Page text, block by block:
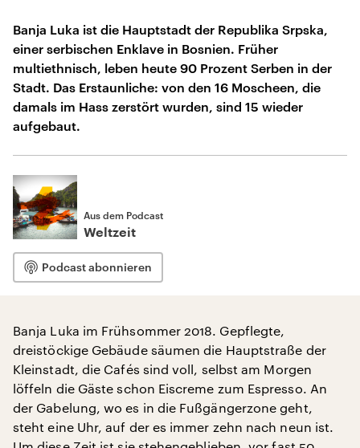
Banja Luka ist die Hauptstadt der Republika Srpska,
einer serbischen Enklave in Bosnien. Früher
multiethnisch, leben heute 90 Prozent Serben in der
Stadt. Das Erstaunliche: von den 16 Moscheen, die
damals im Hass zerstört wurden, sind 15 wieder
aufgebaut.
Aus dem Podcast
Weltzeit
Podcast abonnieren
Banja Luka im Frühsommer 2018. Gepflegte,
dreistöckige Gebäude säumen die Hauptstraße der
Kleinstadt, die Cafés sind voll, selbst am Morgen
löffeln die Gäste schon Eiscreme zum Espresso. An
der Gabelung, wo es in die Fußgängerzone geht,
steht eine Uhr, auf der es immer zehn nach neun ist.